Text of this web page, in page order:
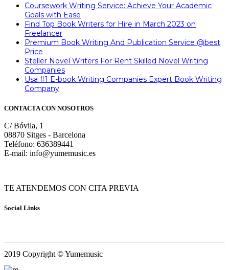
Coursework Writing Service: Achieve Your Academic
Goals with Ease
Find Top Book Writers for Hire in March 2023 on
Freelancer
Premium Book Writing And Publication Service @best
Price
Steller Novel Writers For Rent Skilled Novel Writing
Companies
Usa #1 E-book Writing Companies Expert Book Writing
Company
CONTACTA CON NOSOTROS
C/ Bóvila, 1
08870 Sitges - Barcelona
Teléfono: 636389441
E-mail: info@yumemusic.es
TE ATENDEMOS CON CITA PREVIA
Social Links
2019 Copyright © Yumemusic